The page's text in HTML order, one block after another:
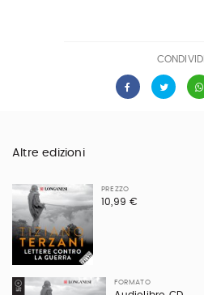
CONDIVIDI
Altre edizioni
PREZZO
10,99 €
FORMATO